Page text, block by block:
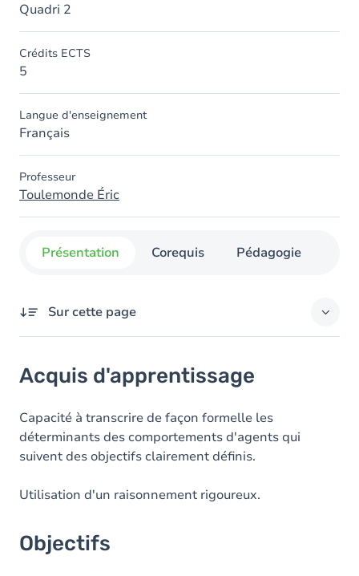
Quadri 2
Crédits ECTS
5
Langue d'enseignement
Français
Professeur
Toulemonde Éric
Présentation Corequis Pédagogie
Sur cette page
Objectifs
Contenu
Table des matières
Acquis d'apprentissage
Capacité à transcrire de façon formelle les
déterminants des comportements d'agents qui
suivent des objectifs clairement définis.
Utilisation d'un raisonnement rigoureux.
Objectifs